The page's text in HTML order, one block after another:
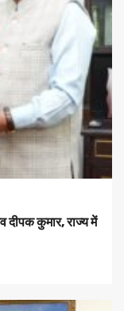
दीपक कुमार, राज्य में